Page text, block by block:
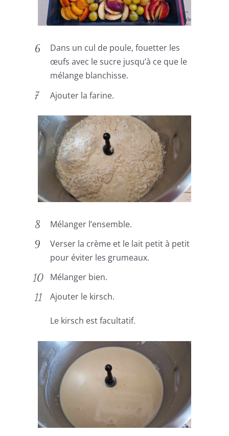
Dans un cul de poule, fouetter les
œufs avec le sucre jusqu’à ce que le
mélange blanchisse.
Ajouter la farine.
Mélanger l’ensemble.
Verser la crème et le lait petit à petit
pour éviter les grumeaux.
Mélanger bien.
Ajouter le kirsch.
Le kirsch est facultatif.